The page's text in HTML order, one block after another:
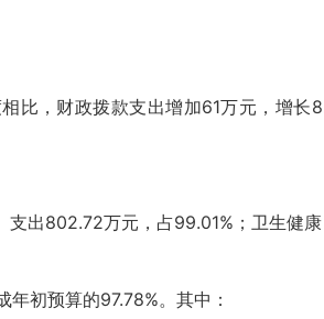
，财政拨款支出增加61万元，增长
出802.72万元，占99.01%；卫生健
初预算的97.78%。其中：